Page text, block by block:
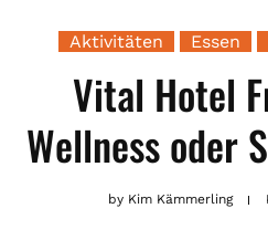
Aktivitäten Essen
Vital Hotel
Wellness oder
by Kim Kämmerling